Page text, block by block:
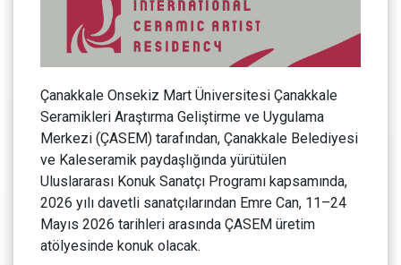
Çanakkale Onsekiz Mart Üniversitesi Çanakkale
Seramikleri Araştırma Geliştirme ve Uygulama
Merkezi (ÇASEM) tarafından, Çanakkale Belediyesi
ve Kaleseramik paydaşlığında yürütülen
Uluslararası Konuk Sanatçı Programı kapsamında,
2026 yılı davetli sanatçılarından Emre Can, 11–24
Mayıs 2026 tarihleri arasında ÇASEM üretim
atölyesinde konuk olacak.